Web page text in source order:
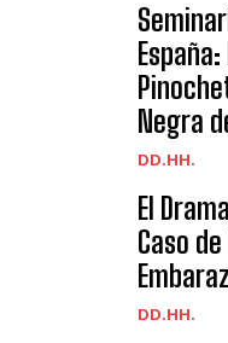
Negra
DD.HH.
El
Caso
DD.HH.